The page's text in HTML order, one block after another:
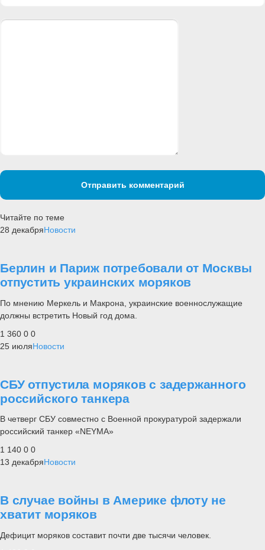
Отправить комментарий
Читайте по теме
28 декабряНовости
Берлин и Париж потребовали от Москвы
отпустить украинских моряков
По мнению Меркель и Макрона, украинские военнослужащие
должны встретить Новый год дома.
1 360 0 0
25 июляНовости
СБУ отпустила моряков с задержанного
российского танкера
В четверг СБУ совместно с Военной прокуратурой задержали
российский танкер «NEYMA»
1 140 0 0
13 декабряНовости
В случае войны в Америке флоту не
хватит моряков
Дефицит моряков составит почти две тысячи человек.